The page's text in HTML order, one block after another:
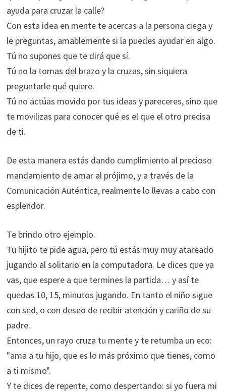
ayuda para cruzar la calle?
Con esta idea en mente te acercas a la persona ciega y
le preguntas, amablemente si la puedes ayudar en algo.
Tú no supones que te dirá que sí.
Tú no la tomas del brazo y la cruzas, sin siquiera
preguntarle qué quiere.
Tú no actúas movido por tus ideas y pareceres, sino que
te movilizas para conocer qué es el que el otro precisa
de ti.
De esta manera estás dando cumplimiento al precioso
mandamiento de amar al prójimo, y a través de la
Comunicación Auténtica, realmente lo llevas a cabo con
esplendor.
Te brindo otro ejemplo.
Tu hijito te pide agua, pero tú estás muy muy atareado
jugando al solitario en la computadora. Le dices que ya
vas, que espere a que termines la partida… y así te
quedas 10, 15, minutos jugando. En tanto el niño sigue
con sed, o con deseo de recibir atención y cariño de su
padre.
Entonces, un rayo cruza tu mente y te retumba un eco:
"ama a tu hijo, que es lo más próximo que tienes, como
a ti mismo".
Y te dices de repente, como despertando: si yo fuera mi